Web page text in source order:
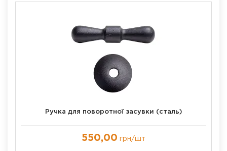
Ручка для поворотної засувки (сталь)
550,00 грн/шт